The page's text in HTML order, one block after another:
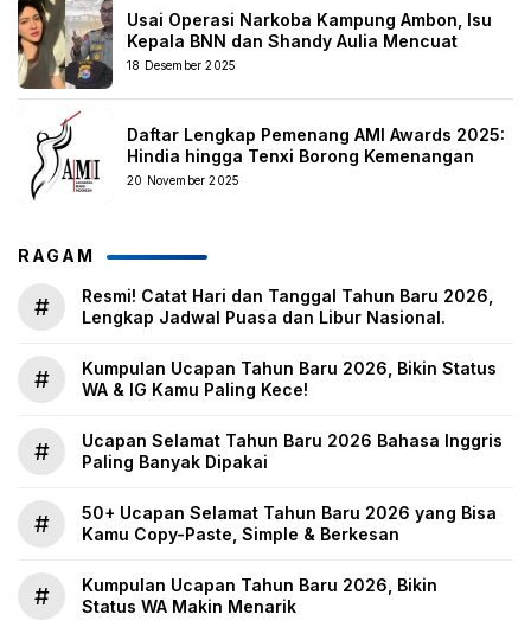
Usai Operasi Narkoba Kampung Ambon, Isu
Kepala BNN dan Shandy Aulia Mencuat
18 Desember 2025
Daftar Lengkap Pemenang AMI Awards 2025:
Hindia hingga Tenxi Borong Kemenangan
20 November 2025
RAGAM
#
Resmi! Catat Hari dan Tanggal Tahun Baru 2026,
Lengkap Jadwal Puasa dan Libur Nasional.
#
Kumpulan Ucapan Tahun Baru 2026, Bikin Status
WA & IG Kamu Paling Kece!
#
Ucapan Selamat Tahun Baru 2026 Bahasa Inggris
Paling Banyak Dipakai
#
50+ Ucapan Selamat Tahun Baru 2026 yang Bisa
Kamu Copy-Paste, Simple & Berkesan
#
Kumpulan Ucapan Tahun Baru 2026, Bikin
Status WA Makin Menarik